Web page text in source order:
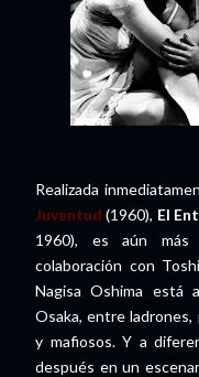
Realizada
Juventud (1960), El
1960), es aún más
colaboración con
Nagisa Oshima está
Osaka, entre
y mafiosos. Y a
después en un